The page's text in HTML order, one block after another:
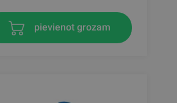
pievienot grozam